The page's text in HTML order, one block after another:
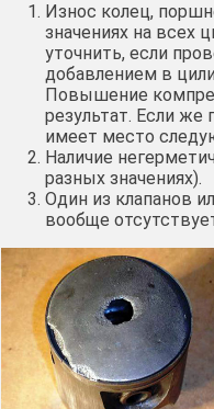
Износ колец,
значениях на всех
уточнить, если
добавлением в
Повышение
результат. Если же
имеет место
Наличие
разных значениях).
Один из клапанов
вообще